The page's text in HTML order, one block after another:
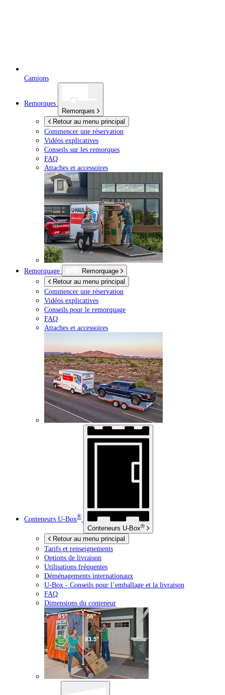
Camions
Remorques
Remorques
Retour au menu principal
Commencer une réservation
Vidéos explicatives
Conseils sur les remorques
FAQ
Attaches et accessoires
Remorquage
Remorquage
Retour au menu principal
Commencer une réservation
Vidéos explicatives
Conseils pour le remorquage
FAQ
Attaches et accessoires
Conteneurs U-Box®
Conteneurs U-Box®
Retour au menu principal
Tarifs et renseignements
Options de livraison
Utilisations fréquentes
Déménagements internationaux
U-Box - Conseils pour l’emballage et la livraison
FAQ
Dimensions du conteneur